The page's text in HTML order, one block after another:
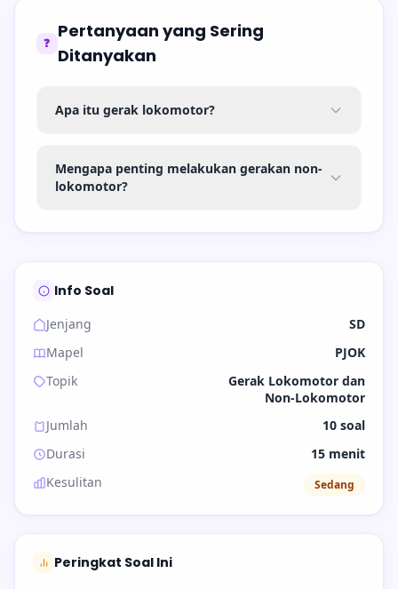
❓
Pertanyaan yang Sering
Ditanyakan
Apa itu gerak lokomotor?
Mengapa penting melakukan gerakan non-
lokomotor?
Info Soal
Jenjang
SD
Mapel
PJOK
Topik
Gerak Lokomotor dan
Non-Lokomotor
Jumlah
10 soal
Durasi
15 menit
Kesulitan
Sedang
Peringkat Soal Ini